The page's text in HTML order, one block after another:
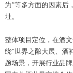
为”等多方面的因素后
址。
整体项目定位，在酒
绕“世界之酿大展、酒
题场景，开展行业品